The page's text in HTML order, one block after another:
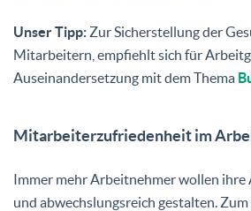
Unser Tipp: Zur Sicherstellung der
Mitarbeitern, empfiehlt sich für
Auseinandersetzung mit dem Thema
Mitarbeiterzufriedenheit im
Immer mehr Arbeitnehmer wollen
und abwechslungsreich gestalten.